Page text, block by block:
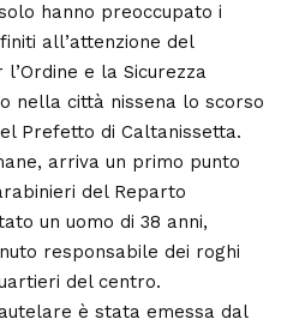
hanno preoccupato i
all’attenzione del
e la Sicurezza
nella città nissena lo scorso
Prefetto di Caltanissetta.
arriva un primo punto
del Reparto
un uomo di 38 anni,
responsabile dei roghi
del centro.
è stata emessa dal